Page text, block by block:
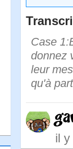
Case
donnez
leur
qu'à
il y